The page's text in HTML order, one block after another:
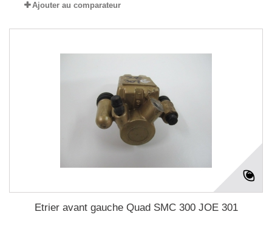
Ajouter au comparateur
Etrier avant gauche Quad SMC 300 JOE 301